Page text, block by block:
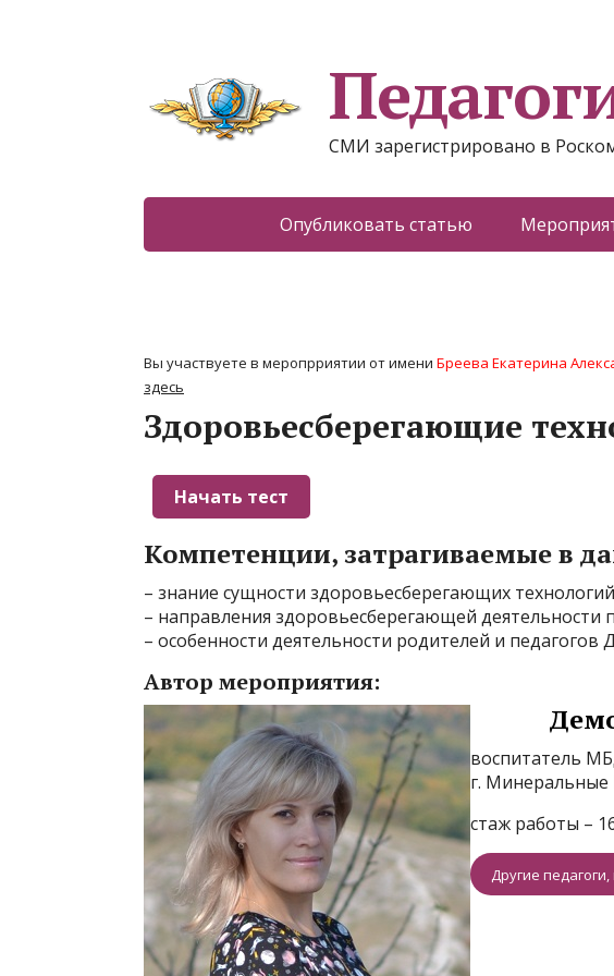
СМИ зарегистрировано в
Опубликовать статью
Вы участвуете в меропрриятии от имени Бреева Екатерина
здесь
Здоровьесберегающие
Компетенции, затрагиваемые в
– знание сущности здоровьесберегающих
– направления здоровьесберегающей деятельности
– особенности деятельности родителей и
Автор мероприятия:
воспитатель
г.
стаж работы –
Другие